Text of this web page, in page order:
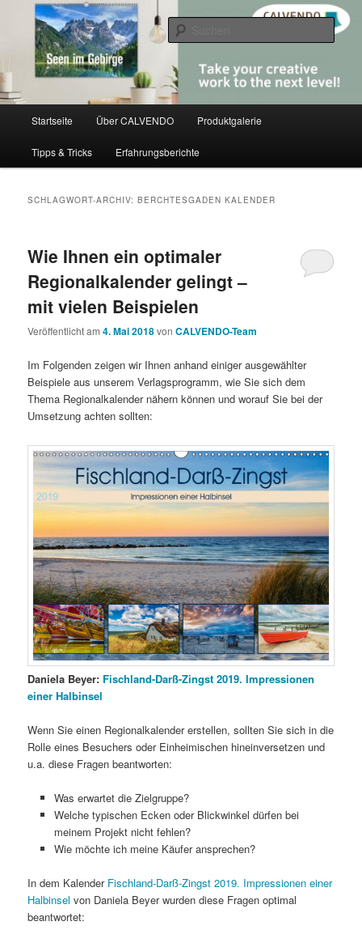
primären
springen
sekundären
springenCALVENDO
share creativity
Startseite Über CALVENDO Produktgalerie
Tipps & Tricks Erfahrungsberichte
SCHLAGWORT-ARCHIV:BERCHTESGADEN KALENDER
Wie Ihnen ein optimaler
Regionalkalender gelingt –
mit vielen Beispielen
Veröffentlicht am4. Mai 2018vonCALVENDO-Team
Im Folgenden zeigen wir Ihnen anhand einiger ausgewählter
Beispiele aus unserem Verlagsprogramm, wie Sie sich dem
Thema Regionalkalender nähern können und worauf Sie bei der
Umsetzung achten sollten:
Daniela Beyer: Fischland-Darß-Zingst 2019. Impressionen
einer Halbinsel
Wenn Sie einen Regionalkalender erstellen, sollten Sie sich in die
Rolle eines Besuchers oder Einheimischen hineinversetzen und
u.a. diese Fragen beantworten:
Was erwartet die Zielgruppe?
Welche typischen Ecken oder Blickwinkel dürfen bei
meinem Projekt nicht fehlen?
Wie möchte ich meine Käufer ansprechen?
In dem Kalender Fischland-Darß-Zingst 2019. Impressionen einer
Halbinselvon Daniela Beyer wurden diese Fragen optimal
beantwortet: